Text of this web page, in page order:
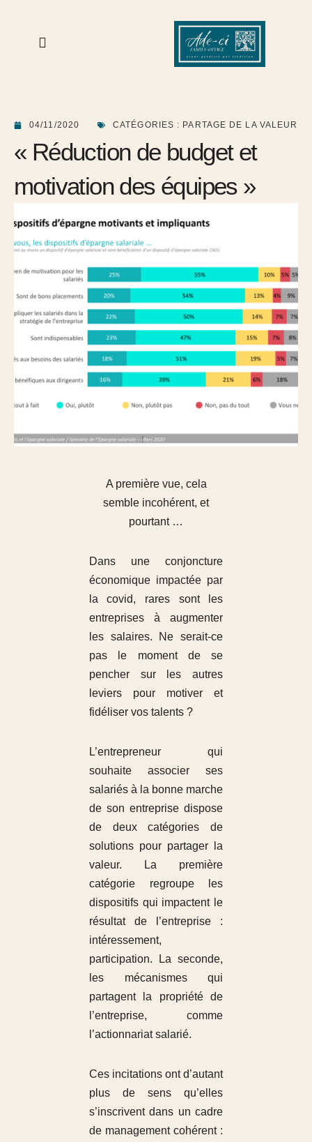
04/11/2020 CATÉGORIES : PARTAGE DE LA VALEUR
« Réduction de budget et
motivation des équipes »
A première vue, cela
semble incohérent, et
pourtant …
Dans une conjoncture
économique impactée par
la covid, rares sont les
entreprises à augmenter
les salaires. Ne serait-ce
pas le moment de se
pencher sur les autres
leviers pour motiver et
fidéliser vos talents ?
L’entrepreneur qui
souhaite associer ses
salariés à la bonne marche
de son entreprise dispose
de deux catégories de
solutions pour partager la
valeur. La première
catégorie regroupe les
dispositifs qui impactent le
résultat de l’entreprise :
intéressement,
participation. La seconde,
les mécanismes qui
partagent la propriété de
l’entreprise, comme
l’actionnariat salarié.
Ces incitations ont d’autant
plus de sens qu’elles
s’inscrivent dans un cadre
de management cohérent :